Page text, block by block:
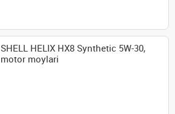
SHELL HELIX HX8 Synthetic 5W-30,
motor moylari